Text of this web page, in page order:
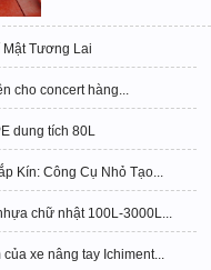
Tương Lai
cho concert hàng...
dung tích 80L
Kín: Công Cụ Nhỏ Tạo...
chữ nhật 100L-3000L...
xe nâng tay Ichiment...